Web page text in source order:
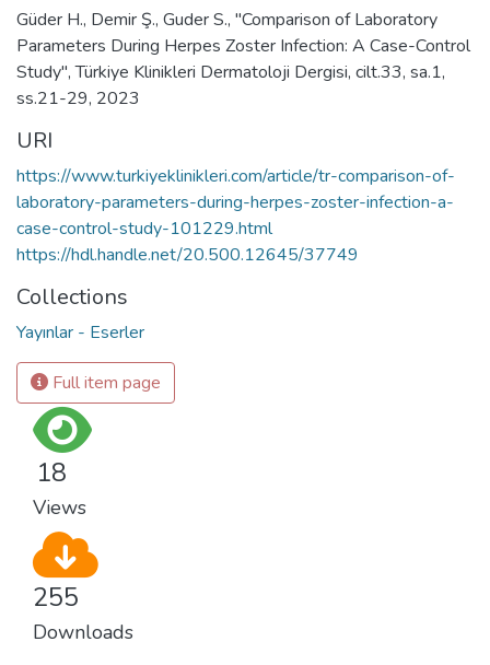
Güder H., Demir Ş., Guder S., "Comparison of Laboratory
Parameters During Herpes Zoster Infection: A Case-Control
Study", Türkiye Klinikleri Dermatoloji Dergisi, cilt.33, sa.1,
ss.21-29, 2023
URI
https://www.turkiyeklinikleri.com/article/tr-comparison-of-
laboratory-parameters-during-herpes-zoster-infection-a-
case-control-study-101229.html
https://hdl.handle.net/20.500.12645/37749
Collections
Yayınlar - Eserler
Full item page
18
Views
255
Downloads